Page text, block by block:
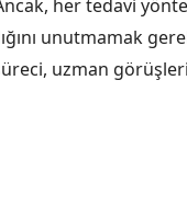
her tedavi
unutmamak
uzman